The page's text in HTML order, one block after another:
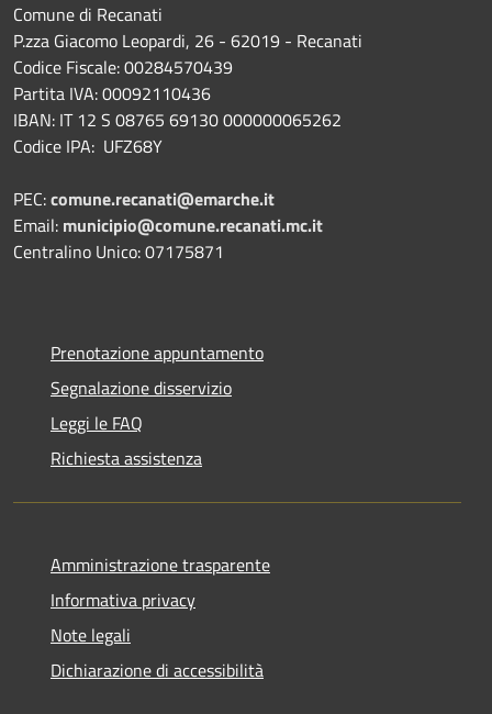
Comune di Recanati
P.zza Giacomo Leopardi, 26 - 62019 - Recanati
Codice Fiscale: 00284570439
Partita IVA: 00092110436
IBAN: IT 12 S 08765 69130 000000065262
Codice IPA: UFZ68Y
PEC:comune.recanati@emarche.it
Email: municipio@comune.recanati.mc.it
Centralino Unico: 07175871
Prenotazione appuntamento
Segnalazione disservizio
Leggi le FAQ
Richiesta assistenza
Amministrazione trasparente
Informativa privacy
Note legali
Dichiarazione di accessibilità